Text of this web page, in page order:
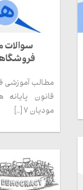
سوالات
مطالب آموزشی
قانون
مودیان 7 [...]